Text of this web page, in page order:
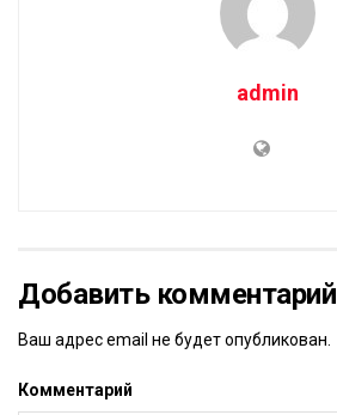
admin
Добавить комментарий
Ваш адрес email не будет опубликован.
Комментарий